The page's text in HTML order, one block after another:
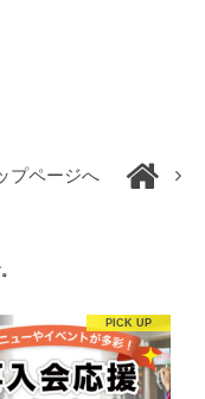
プページへ
PICK UP